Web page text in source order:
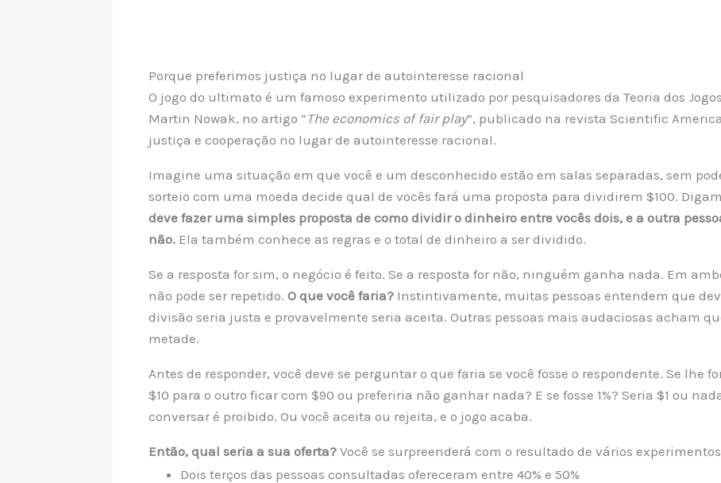
Porque preferimos justiça no lugar de autointeresse racional
O jogo do ultimato é um famoso experimento utilizado por pesquisadores da Teoria dos
Martin Nowak, no artigo “The economics of fair play“, publicado na revista Scientific
justiça e cooperação no lugar de autointeresse racional.
Imagine uma situação em que você e um desconhecido estão em salas separadas, sem
sorteio com uma moeda decide qual de vocês fará uma proposta para dividirem $100.
deve fazer uma simples proposta de como dividir o dinheiro entre vocês dois, e a outra
não. Ela também conhece as regras e o total de dinheiro a ser dividido.
Se a resposta for sim, o negócio é feito. Se a resposta for não, ninguém ganha nada. Em
não pode ser repetido.O que você faria? Instintivamente, muitas pessoas entendem que
divisão seria justa e provavelmente seria aceita. Outras pessoas mais audaciosas acham
metade.
Antes de responder, você deve se perguntar o que faria se você fosse o respondente. Se lhe
$10 para o outro ficar com $90 ou preferiria não ganhar nada? E se fosse 1%? Seria $1 ou
conversar é proibido. Ou você aceita ou rejeita, e o jogo acaba.
Então, qual seria a sua oferta?Você se surpreenderá com o resultado de vários
Dois terços das pessoas consultadas ofereceram entre 40% e 50%